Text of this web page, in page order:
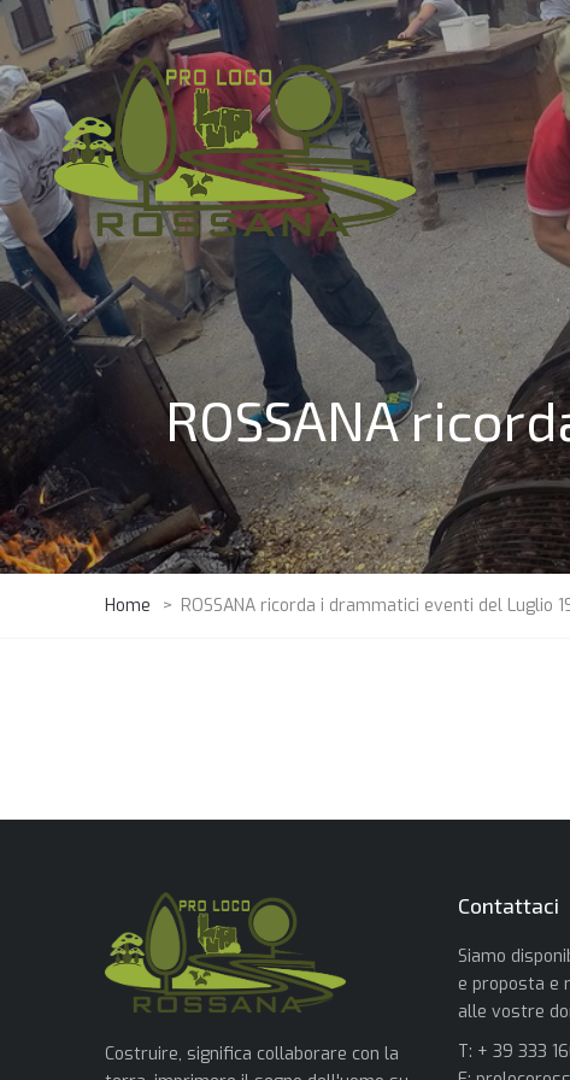
ROSSANA
Home > ROSSANA ricorda i drammatici eventi del Luglio
Costruire, significa collaborare con la
Contattaci
Siamo
e proposta e
alle vostre
T: + 39 333